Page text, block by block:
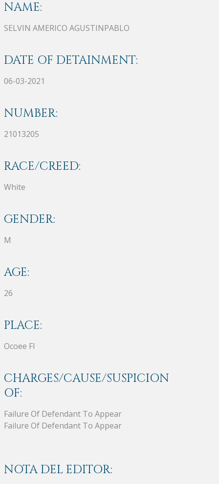
NAME:
SELVIN AMERICO AGUSTINPABLO
DATE OF DETAINMENT:
06-03-2021
NUMBER:
21013205
RACE/CREED:
White
GENDER:
M
AGE:
26
PLACE:
Ocoee Fl
CHARGES/CAUSE/SUSPICION
OF:
Failure Of Defendant To Appear
Failure Of Defendant To Appear
NOTA DEL EDITOR: